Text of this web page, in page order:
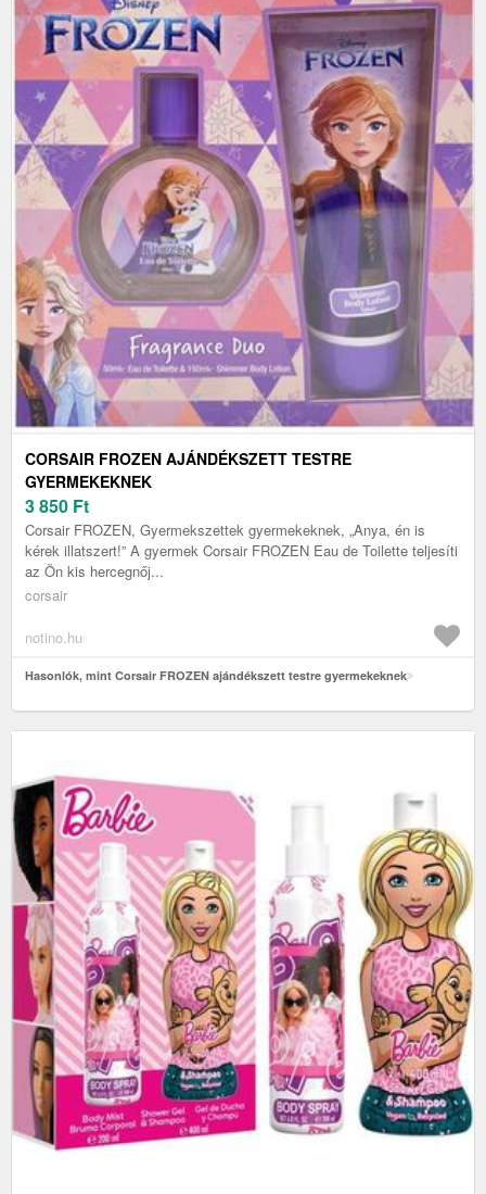
CORSAIR FROZEN AJÁNDÉKSZETT TESTRE
GYERMEKEKNEK
3 850 Ft
Corsair FROZEN, Gyermekszettek gyermekeknek, „Anya, én is
kérek illatszert!” A gyermek Corsair FROZEN Eau de Toilette teljesíti
az Ön kis hercegnőj...
corsair
notino.hu
Hasonlók, mint Corsair FROZEN ajándékszett testre gyermekeknek